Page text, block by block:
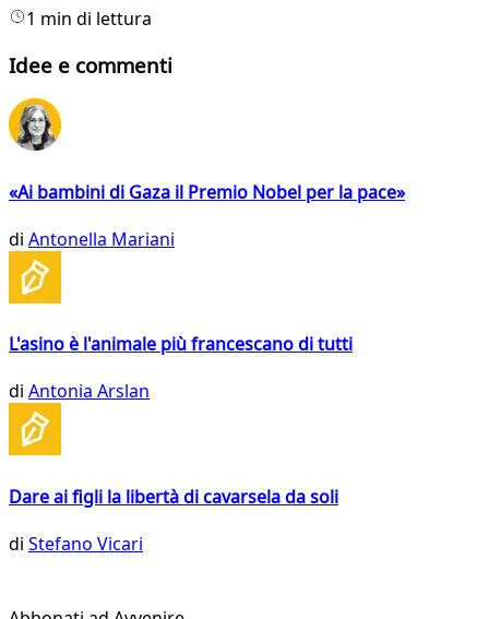
1 min di lettura
Idee e commenti
«Ai bambini di Gaza il Premio Nobel per la pace»
di Antonella Mariani
L'asino è l'animale più francescano di tutti
di Antonia Arslan
Dare ai figli la libertà di cavarsela da soli
di Stefano Vicari